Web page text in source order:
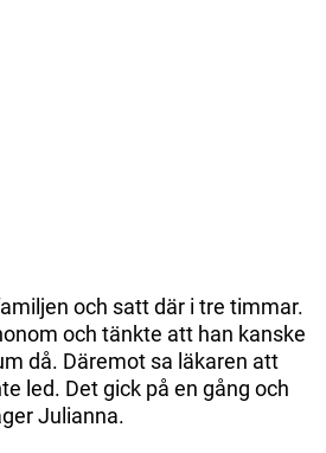
och satt där i tre timmar.
och tänkte att han kanske
då. Däremot sa läkaren att
led. Det gick på en gång och
Julianna.